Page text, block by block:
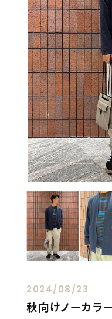
2024/08/23
秋向けノーカラ